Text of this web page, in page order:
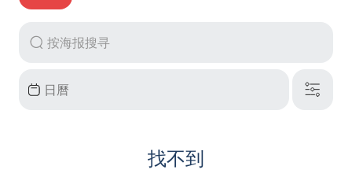
找不到